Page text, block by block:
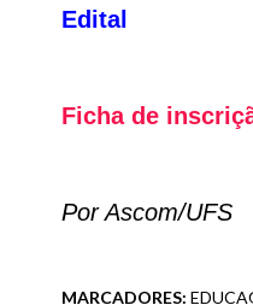
Edital
Ficha de
Por Ascom/UFS
MARCADORES: